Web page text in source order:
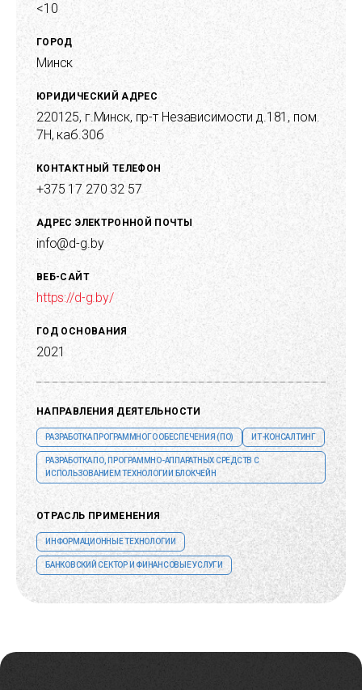
<10
ГОРОД
Минск
ЮРИДИЧЕСКИЙ АДРЕС
220125, г.Минск, пр-т Независимости д.181, пом.
7H, каб.30б
КОНТАКТНЫЙ ТЕЛЕФОН
+375 17 270 32 57
АДРЕС ЭЛЕКТРОННОЙ ПОЧТЫ
info@d-g.by
ВЕБ-САЙТ
https://d-g.by/
ГОД ОСНОВАНИЯ
2021
НАПРАВЛЕНИЯ ДЕЯТЕЛЬНОСТИ
РАЗРАБОТКА ПРОГРАММНОГО ОБЕСПЕЧЕНИЯ (ПО) ИТ-КОНСАЛТИНГ
РАЗРАБОТКА ПО, ПРОГРАММНО-АППАРАТНЫХ СРЕДСТВ С
ИСПОЛЬЗОВАНИЕМ ТЕХНОЛОГИИ БЛОКЧЕЙН
ОТРАСЛЬ ПРИМЕНЕНИЯ
ИНФОРМАЦИОННЫЕ ТЕХНОЛОГИИ
БАНКОВСКИЙ СЕКТОР И ФИНАНСОВЫЕ УСЛУГИ